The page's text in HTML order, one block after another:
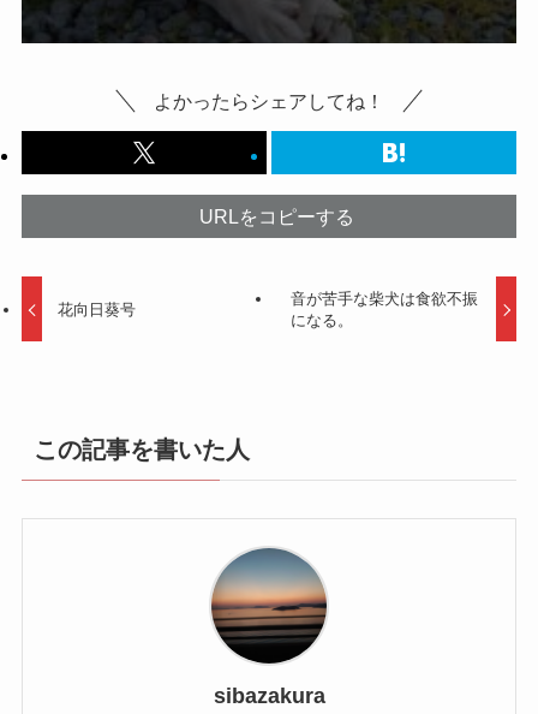
よかったらシェアしてね！
URLをコピーする
花向日葵号
音が苦手な柴犬は食欲不振
になる。
この記事を書いた人
sibazakura